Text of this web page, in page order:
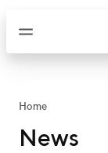
Home
News